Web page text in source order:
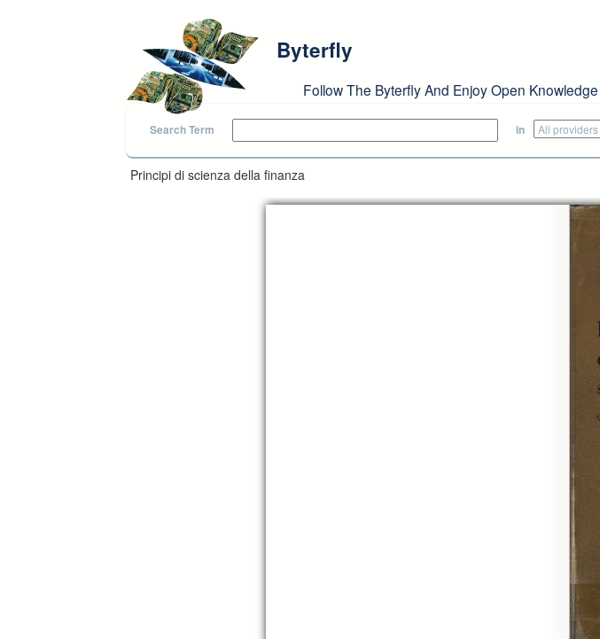
Byterfly
Follow The Byterfly And Enjoy Open Knowledge
Search Term in
Principi di scienza della finanza